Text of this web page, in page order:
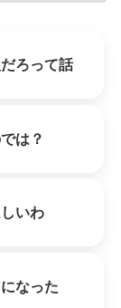
ろって話
は？
いわ
なった